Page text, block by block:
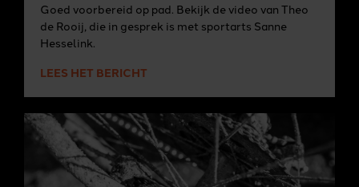
Goed voorbereid op pad. Bekijk de video van Theo
de Rooij, die in gesprek is met sportarts Sanne
Hesselink.
LEES HET BERICHT